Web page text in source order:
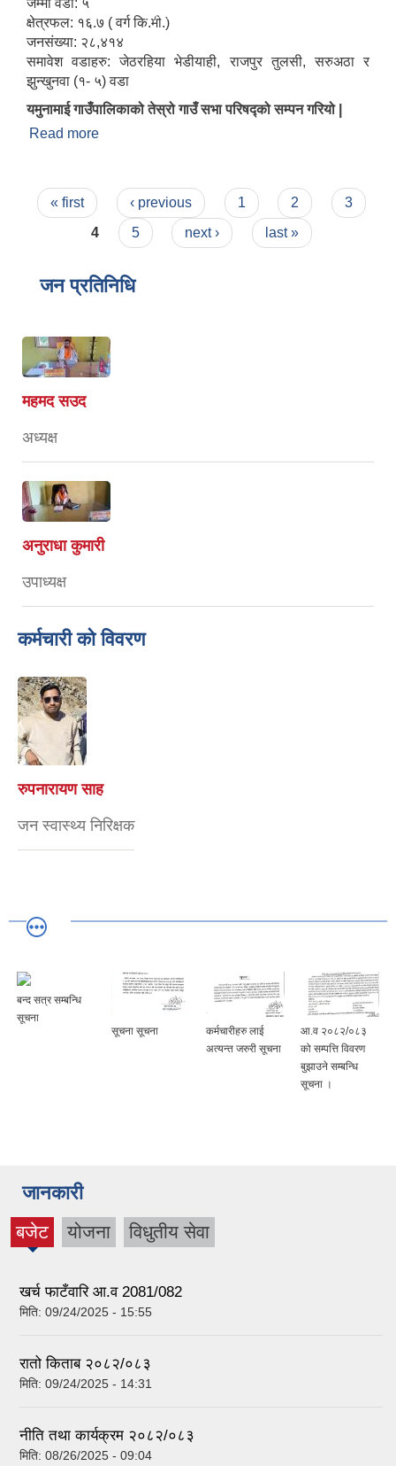
मिति: 06/04/2026 - 07:12
क्षेत्रफल: १६.७ ( वर्ग कि.मी.)
जनसंख्या: २८,४१४
समावेश वडाहरु: जेठरहिया भेडीयाही, राजपुर तुलसी, सरुअठा र
झुन्खुनवा (१- ५) वडा
यमुनामाई गाउँपालिकाको तेस्रो गाउँ सभा परिषद्को सम्पन गरियो |
Read more
Pages
« first ‹ previous 1 2
3
4
5 next › last »
जन प्रतिनिधि
महमद सउद
अध्यक्ष
अनुराधा कुमारी
उपाध्यक्ष
कर्मचारी को विवरण
रुपनारायण साह
जन स्वास्थ्य निरिक्षक
बन्द सत्र सम्बन्धि
सूचना
सूचना सूचना
कर्मचारीहरु लाई
अत्यन्त जरुरी सूचना
आ.व २०८२/०८३
को सम्पत्ति विवरण
बुझाउने सम्बन्धि
सूचना ।
जानकारी
बजेट
(active
योजना विधुतीय सेवा
खर्च फाटँवारि आ.व 2081/082
मिति: 09/24/2025 - 15:55
रातो किताब २०८२/०८३
मिति: 09/24/2025 - 14:31
नीति तथा कार्यक्रम २०८२/०८३
मिति: 08/26/2025 - 09:04